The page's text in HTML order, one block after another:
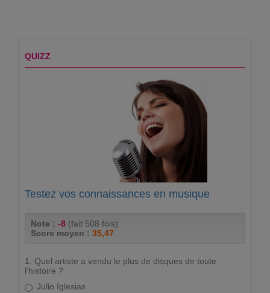
QUIZZ
Testez vos connaissances en musique
Note : -8 (fait 508 fois)
Score moyen : 35,47
1. Quel artiste a vendu le plus de disques de toute
l’histoire ?
Julio Iglesias